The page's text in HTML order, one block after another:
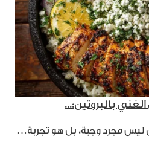
بالبروتين:...
ليس مجرد وجبة، بل هو تجربة…